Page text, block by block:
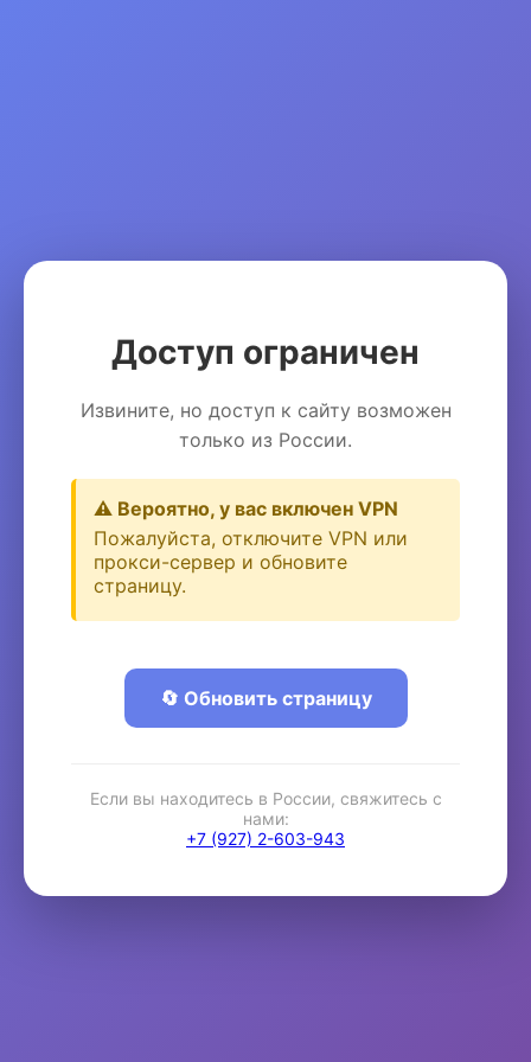
Доступ ограничен
Извините, но доступ к сайту возможен
только из России.
⚠️ Вероятно, у вас включен VPN
Пожалуйста, отключите VPN или
прокси-сервер и обновите
страницу.
🔄 Обновить страницу
Если вы находитесь в России, свяжитесь с
нами:
+7 (927) 2-603-943